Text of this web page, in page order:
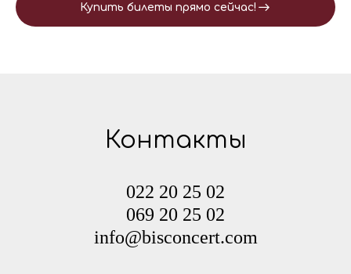
Купить билеты прямо сейчас!
Контакты
022 20 25 02
069 20 25 02
info@bisconcert.com